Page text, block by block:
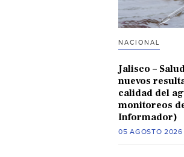
NACIONAL
Jalisco –
nuevos
calidad del
monitoreos
Informador)
05 AGOSTO 2026